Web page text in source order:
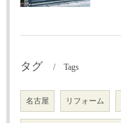
タグ Tags
名古屋 リフォーム